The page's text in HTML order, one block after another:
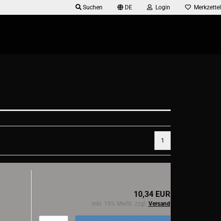
Suchen DE Login Merkzettel
1
10,34 EUR
inkl. 19% MwSt. zzgl. Versand